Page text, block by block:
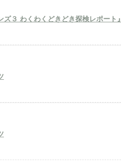
ズ３ わくわくどきどき探検レポート』